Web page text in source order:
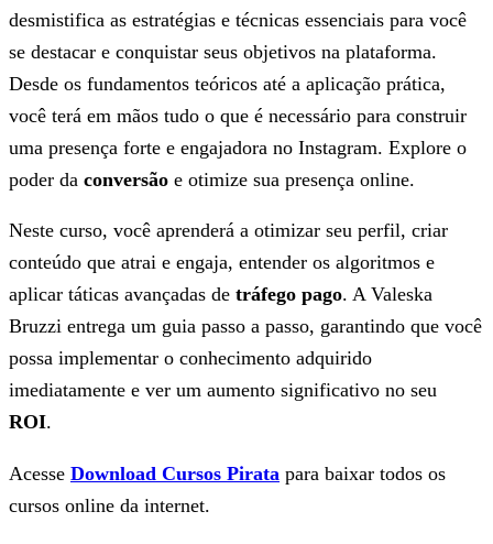
desmistifica as estratégias e técnicas essenciais para você
se destacar e conquistar seus objetivos na plataforma.
Desde os fundamentos teóricos até a aplicação prática,
você terá em mãos tudo o que é necessário para construir
uma presença forte e engajadora no Instagram. Explore o
poder da conversão e otimize sua presença online.
Neste curso, você aprenderá a otimizar seu perfil, criar
conteúdo que atrai e engaja, entender os algoritmos e
aplicar táticas avançadas de tráfego pago. A Valeska
Bruzzi entrega um guia passo a passo, garantindo que você
possa implementar o conhecimento adquirido
imediatamente e ver um aumento significativo no seu
ROI.
Acesse Download Cursos Pirata para baixar todos os
cursos online da internet.